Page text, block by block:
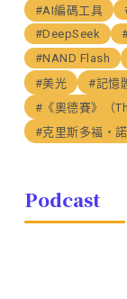
#AI編碼工具
#DeepSeek
#NAND Flash
#美光
#記憶
#《奧德賽》（
#克里斯多福・
Podcast